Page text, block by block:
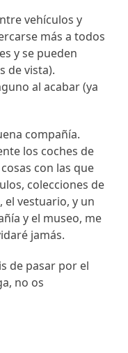
vehículos y
más a todos
y se pueden
de vista).
al acabar (ya
compañía.
los coches de
con las que
colecciones de
vestuario, y un
y el museo, me
jamás.
de pasar por el
no os